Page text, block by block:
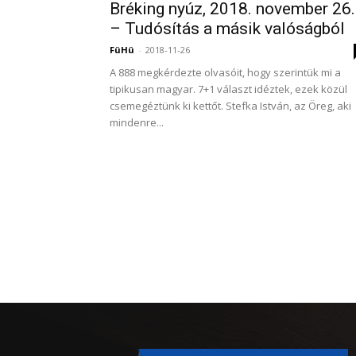
Bréking nyúz, 2018. november 26.
– Tudósítás a másik valóságból
FüHü - 2018-11-26
A 888 megkérdezte olvasóit, hogy szerintük mi a
tipikusan magyar. 7+1 választ idéztek, ezek közül
csemegéztünk ki kettőt. Stefka István, az Öreg, aki
mindenre...